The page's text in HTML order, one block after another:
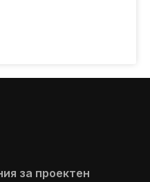
за проектен